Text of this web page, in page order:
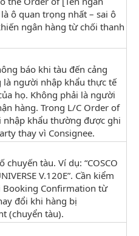
ô quan trọng nhất – sai ô
ngân hàng từ chối thanh
báo khi tàu đến cảng
người nhập khẩu thực tế
họ. Không phải là người
hàng. Trong L/C Order of
nhập khẩu thường được ghi
thay vì Consignee.
chuyến tàu. Ví dụ: “COSCO
V.120E”. Cần kiểm
Booking Confirmation từ
đổi khi hàng bị
(chuyển tàu).